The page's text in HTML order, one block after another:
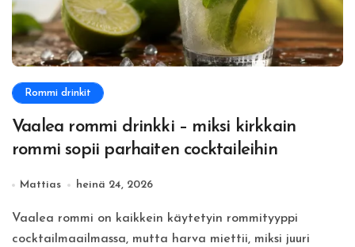
Rommi drinkit
Vaalea rommi drinkki – miksi kirkkain
rommi sopii parhaiten cocktaileihin
Mattias heinä 24, 2026
Vaalea rommi on kaikkein käytetyin rommityyppi
cocktailmaailmassa, mutta harva miettii, miksi juuri